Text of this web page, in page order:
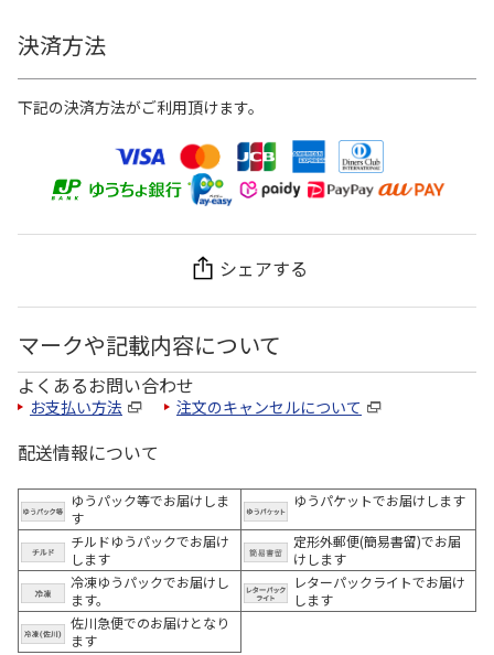
決済方法
下記の決済方法がご利用頂けます。
シェアする
マークや記載内容について
よくあるお問い合わせ
お支払い方法 注文のキャンセルについて
配送情報について
ゆうパック等でお届けしま
す
ゆうパケットでお届けします
チルドゆうパックでお届け
します
定形外郵便(簡易書留)でお届
けします
冷凍ゆうパックでお届けし
ます。
レターパックライトでお届け
します
佐川急便でのお届けとなり
ます